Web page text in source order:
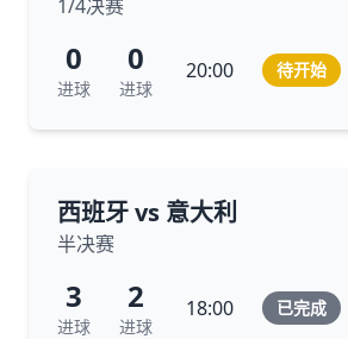
1/4决赛
0
进球
0
进球
20:00 待开始
西班牙 vs 意大利
半决赛
3
进球
2
进球
18:00 已完成